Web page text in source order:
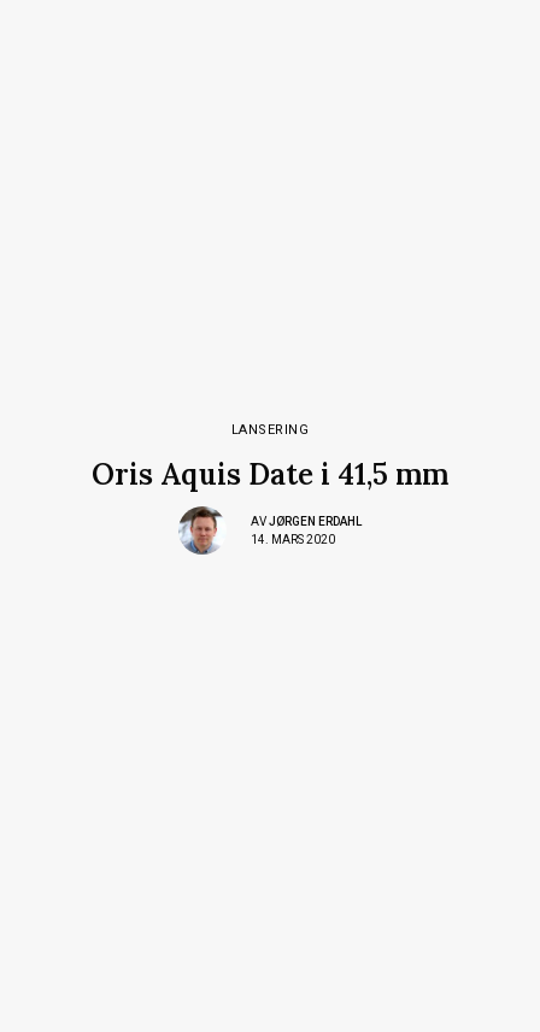
LANSERING
Oris Aquis Date i 41,5 mm
AVJØRGEN ERDAHL
14. MARS 2020